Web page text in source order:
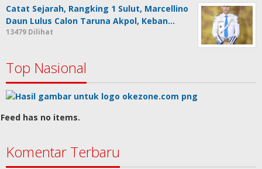
Catat Sejarah, Rangking 1 Sulut, Marcellino
Daun Lulus Calon Taruna Akpol, Keban…
13479 Dilihat
Top Nasional
Feed has no items.
Komentar Terbaru